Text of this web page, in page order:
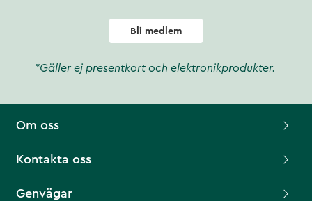
Bli medlem
*Gäller ej presentkort och elektronikprodukter.
Om oss
Kontakta oss
Genvägar